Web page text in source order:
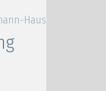
Haus